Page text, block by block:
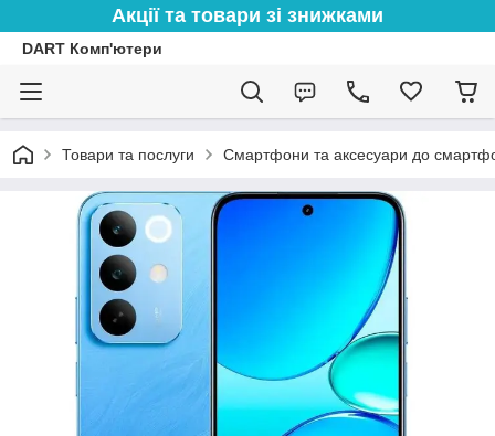
Акції та товари зі знижками
DART Комп'ютери
Товари та послуги Смартфони та аксесуари до